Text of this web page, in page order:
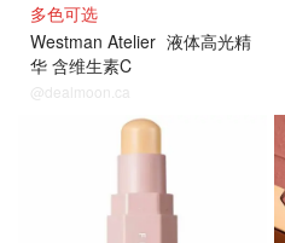
多色可选
Westman Atelier 液体高光精
华 含维生素C
@dealmoon.ca